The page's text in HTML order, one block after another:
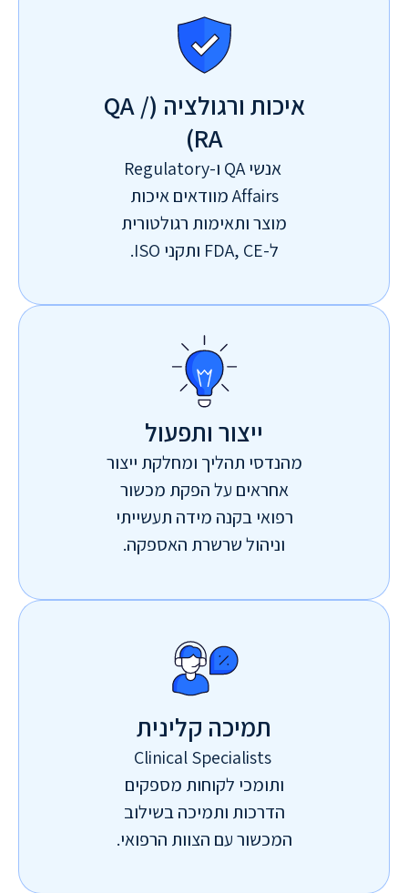
איכות ורגולציה (QA /
RA)
אנשי QA ו-Regulatory
Affairs מוודאים איכות
מוצר ותאימות רגולטורית
ל-FDA, CE ותקני ISO.
ייצור ותפעול
מהנדסי תהליך ומחלקת ייצור
אחראים על הפקת מכשור
רפואי בקנה מידה תעשייתי
וניהול שרשרת האספקה.
תמיכה קלינית
Clinical Specialists
ותומכי לקוחות מספקים
הדרכות ותמיכה בשילוב
המכשור עם הצוות הרפואי.